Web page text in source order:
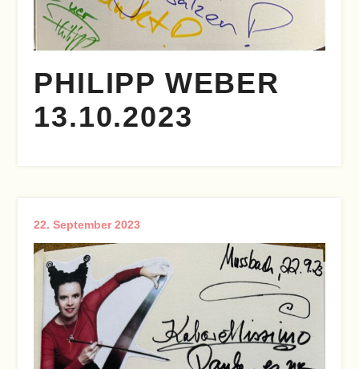
PHILIPP WEBER
13.10.2023
22. September 2023